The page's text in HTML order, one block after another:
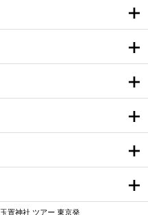
玉置神社 ツアー 東京発